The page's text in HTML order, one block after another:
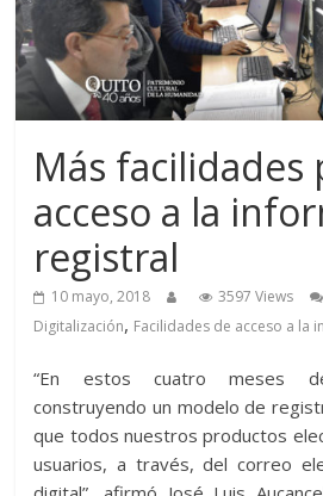
Más facilidades
acceso a la
registral
10 mayo, 2018 3597 Views
Digitalización, Facilidades de acceso a la
“En estos cuatro meses
construyendo un modelo de
que todos nuestros productos
usuarios, a través, del correo